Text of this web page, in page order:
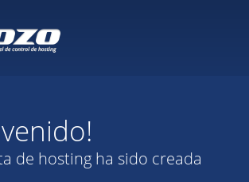
de hosting ha sido creada